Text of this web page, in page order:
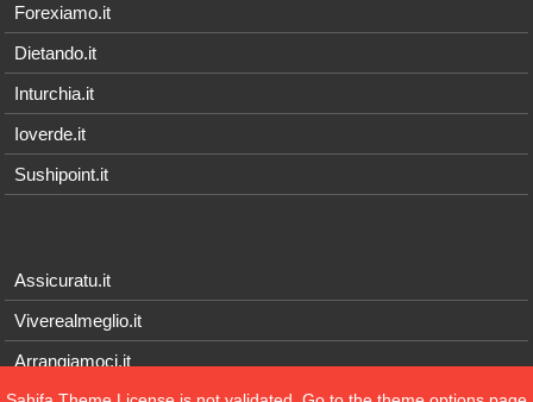
Forexiamo.it
Dietando.it
Inturchia.it
Ioverde.it
Sushipoint.it
Assicuratu.it
Viverealmeglio.it
Arrangiamoci.it